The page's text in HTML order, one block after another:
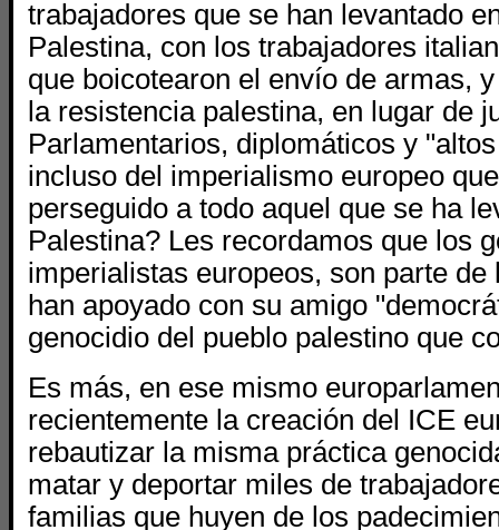
trabajadores que se han levantado
Palestina, con los trabajadores
que boicotearon el envío de armas,
la resistencia palestina, en lugar de
Parlamentarios, diplomáticos y
incluso del imperialismo europeo
perseguido a todo aquel que se ha
Palestina? Les recordamos que los
imperialistas europeos, son parte de
han apoyado con su amigo
genocidio del pueblo palestino que
Es más, en ese mismo
recientemente la creación del ICE
rebautizar la misma práctica
matar y deportar miles de
familias que huyen de los